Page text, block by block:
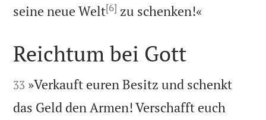
seine neue Welt[6] zu schenken!«

Reichtum bei Gott

33 »Verkauft euren Besitz und schenkt
das Geld den Armen! Verschafft euch